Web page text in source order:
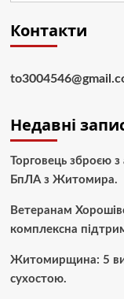
Контакти
Недавні
Торговець зброєю
БпЛА з Житомира.
Ветеранам
комплексна
Житомирщина: 5
сухостою.